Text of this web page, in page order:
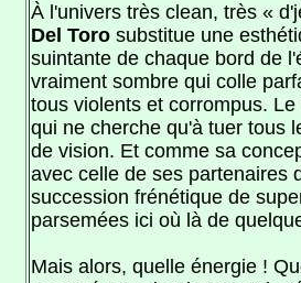
À l'univers très clean, très «
Del Toro substitue une
suintante de chaque bord de
vraiment sombre qui colle
tous violents et corrompus.
qui ne cherche qu'à tuer tous
de vision. Et comme sa
avec celle de ses partenaires
succession frénétique de
parsemées ici où là de
Mais alors, quelle énergie !